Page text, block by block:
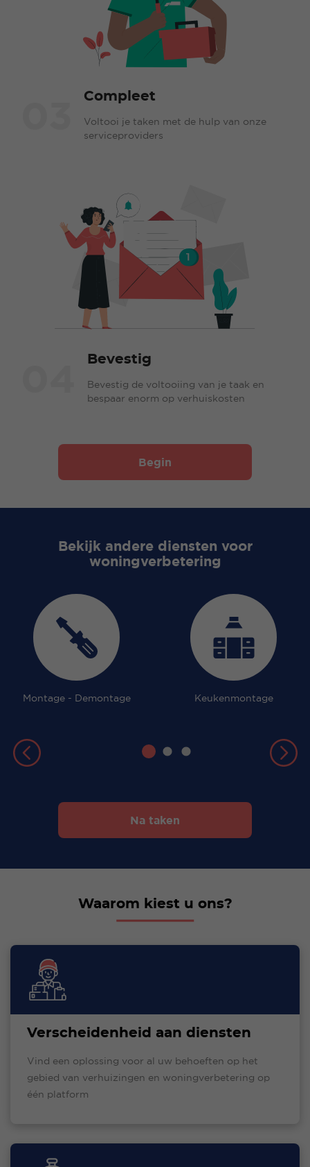
Compleet
Voltooi je taken met de hulp van onze
serviceproviders
Bevestig
Bevestig de voltooiing van je taak en
bespaar enorm op verhuiskosten
Begin
Bekijk andere diensten voor
woningverbetering
Montage - Demontage Keukenmontage
Na taken
Waarom kiest u ons?
Verscheidenheid aan diensten
Vind een oplossing voor al uw behoeften op het
gebied van verhuizingen en woningverbetering op
één platform